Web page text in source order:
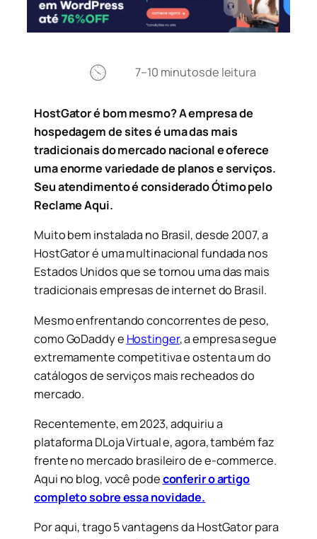
7–10 minutosde leitura
HostGator é bom mesmo? A empresa de
hospedagem de sites é uma das mais
tradicionais do mercado nacional e oferece
uma enorme variedade de planos e serviços.
Seu atendimento é considerado Ótimo pelo
Reclame Aqui.
Muito bem instalada no Brasil, desde 2007, a
HostGator é uma multinacional fundada nos
Estados Unidos que se tornou uma das mais
tradicionais empresas de internet do Brasil.
Mesmo enfrentando concorrentes de peso,
como GoDaddy e Hostinger,a empresa segue
extremamente competitiva e ostenta um do
catálogos de serviços mais recheados do
mercado.
Recentemente, em 2023, adquiriu a
plataforma DLoja Virtual e, agora, também faz
frente no mercado brasileiro de e-commerce.
Aqui no blog, você podeconferir o artigo
completo sobre essa novidade.
Por aqui, trago 5 vantagens da HostGator para